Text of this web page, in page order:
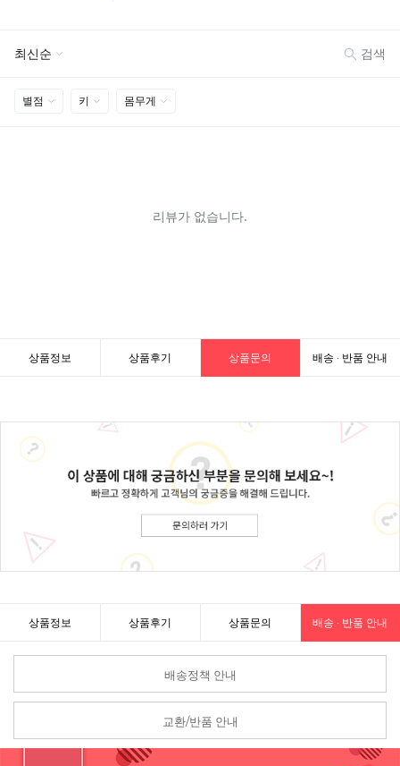
상품정보 상품후기 상품문의 배송 · 반품 안내
상품정보 상품후기 상품문의 배송 · 반품 안내
배송정책 안내
교환/반품 안내